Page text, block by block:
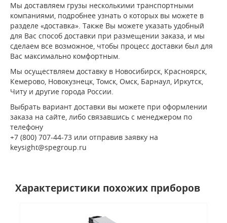
Мы доставляем грузы несколькими транспортными
компаниями, подробнее узнать о которых вы можете в
разделе «доставка». Также Вы можете указать удобный
для Вас способ доставки при размещении заказа, и мы
сделаем все возможное, чтобы процесс доставки был для
Вас максимально комфортным.
Мы осуществляем доставку в Новосибирск, Красноярск,
Кемерово, Новокузнецк, Томск, Омск, Барнаул, Иркутск,
Читу и другие города России.
Выбрать вариант доставки вы можете при оформлении
заказа на сайте, либо связавшись с менеджером по
телефону
+7 (800) 707-44-73 или отправив заявку на
keysight@spegroup.ru
Характеристики похожих приборов